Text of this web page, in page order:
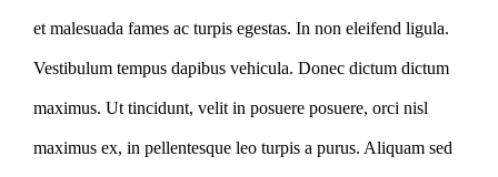
et malesuada fames ac turpis egestas. In non eleifend ligula.
Vestibulum tempus dapibus vehicula. Donec dictum dictum
maximus. Ut tincidunt, velit in posuere posuere, orci nisl
maximus ex, in pellentesque leo turpis a purus. Aliquam sed